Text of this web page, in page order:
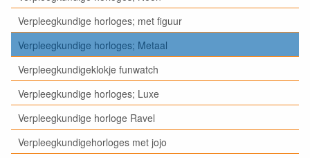
Verpleegkundige horloges; met figuur
Verpleegkundige horloges; Metaal
Verpleegkundigeklokje funwatch
Verpleegkundige horloges; Luxe
Verpleegkundige horloge Ravel
Verpleegkundigehorloges met jojo